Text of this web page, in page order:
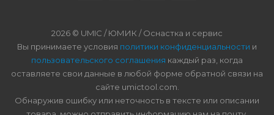
2026 © UMIC / ЮМИК / Оснастка и сервис
Вы принимаете условия политики конфиденциальности и
пользовательского соглашения каждый раз, когда
оставляете свои данные в любой форме обратной связи на
сайте umictool.com.
Обнаружив ошибку или неточность в тексте или описании